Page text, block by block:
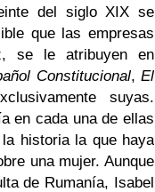
del siglo XIX se
que las empresas
se le atribuyen en
Constitucional,El
suyas.
en cada una de ellas
historia la que haya
una mujer. Aunque
de Rumanía, Isabel